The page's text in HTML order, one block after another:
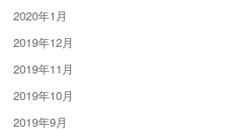
2020年1月
2019年12月
2019年11月
2019年10月
2019年9月